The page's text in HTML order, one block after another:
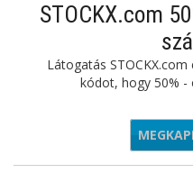
STOCKX.com
Látogatás
kódot, hogy 50% -